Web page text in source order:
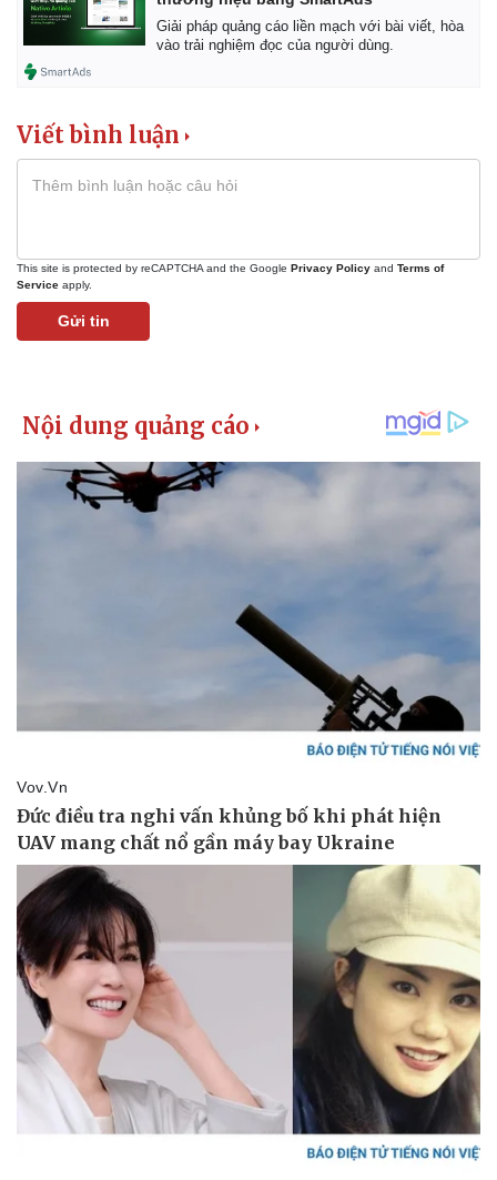
Pháp luật
Vụ án
Tin nóng
Tư vấn luật
Quân sự - Quốc phòng
Phân tích
Giải pháp quảng cáo liền mạch với bài viết, hòa
vào trải nghiệm đọc của người dùng.
Viết bình luận
This site is protected by reCAPTCHA and the Google Privacy Policy and Terms of
Service apply.
Gửi tin